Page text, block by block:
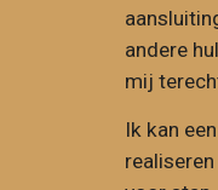
andere
mij
Ik kan